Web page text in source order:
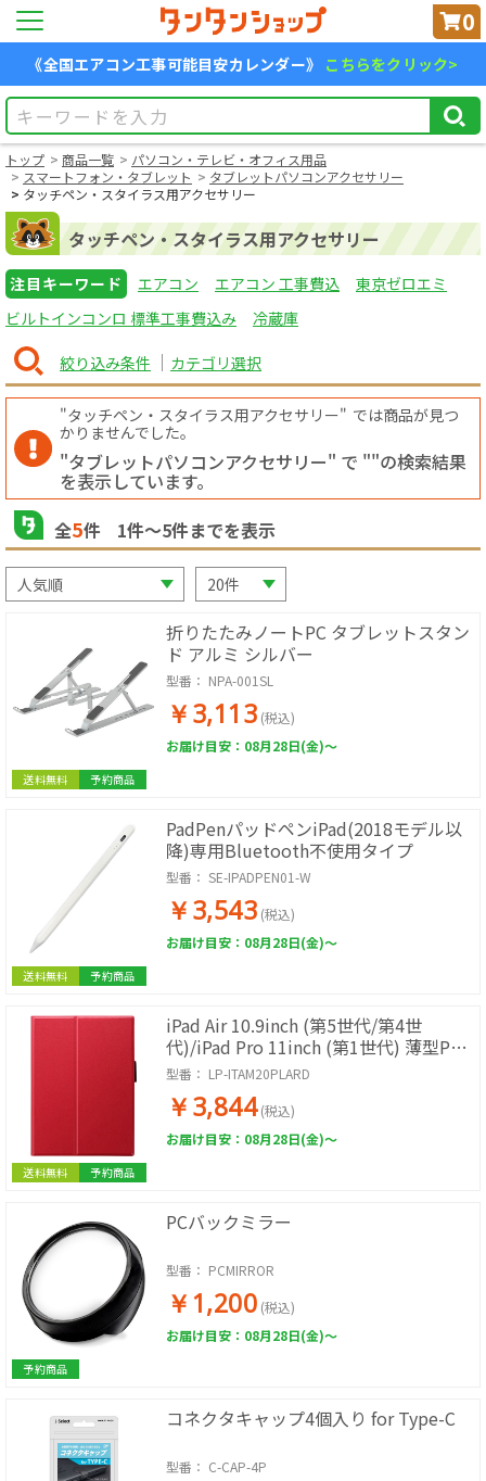
0
《全国エアコン工事可能目安カレンダー》 こちらをクリック>
トップ 商品一覧
パソコン・テレビ・オフィス用品
スマートフォン・タブレット
タブレットパソコンアクセサリー
タッチペン・スタイラス用アクセサリー
タッチペン・スタイラス用アクセサリー
注目キーワード エアコン エアコン 工事費込
東京ゼロエミ
ビルトインコンロ 標準工事費込み
冷蔵庫
絞り込み条件 カテゴリ選択
"タッチペン・スタイラス用アクセサリー" では商品が見つ
かりませんでした。
"タブレットパソコンアクセサリー" で ""の検索結果
を表示しています。
全5件 1件〜5件までを表示
送料無料 予約商品
折りたたみノートPC タブレットスタン
ド アルミ シルバー
型番： NPA-001SL
￥3,113 (税込)
お届け目安：08月28日(金)～
送料無料 予約商品
PadPenパッドペンiPad(2018モデル以
降)専用Bluetooth不使用タイプ
型番： SE-IPADPEN01-W
￥3,543 (税込)
お届け目安：08月28日(金)～
送料無料 予約商品
iPad Air 10.9inch (第5世代/第4世
代)/iPad Pro 11inch (第1世代) 薄型PU
レザーフラップケース PRIME レッド
型番： LP-ITAM20PLARD
￥3,844 (税込)
お届け目安：08月28日(金)～
予約商品
PCバックミラー
型番： PCMIRROR
￥1,200 (税込)
お届け目安：08月28日(金)～
コネクタキャップ4個入り for Type-C
型番： C-CAP-4P